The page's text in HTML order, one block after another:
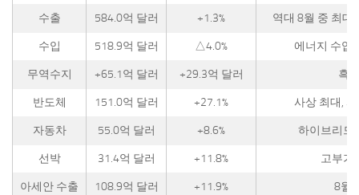
수출 584.0억 달러 +1.3% 역대 8월 중 최대
수입 518.9억 달러 △4.0% 에너지 수입
무역수지 +65.1억 달러 +29.3억 달러 흑
반도체 151.0억 달러 +27.1% 사상 최대,
자동차 55.0억 달러 +8.6% 하이브리드
선박 31.4억 달러 +11.8% 고부가
아세안 수출 108.9억 달러 +11.9% 8월